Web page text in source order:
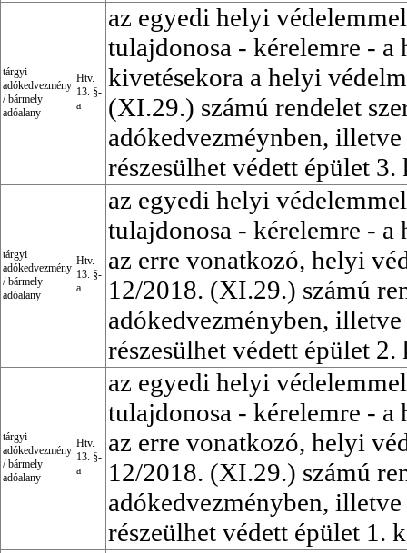
tárgyi
adókedvezmény
/bármely
adóalany
Htv.
13. §-
a
az egyedi helyi
tulajdonosa - kérelemre - a
kivetésekora a helyi
(XI.29.) számú rendelet
adókedvezméynben, illetve
részesülhet védett épület 3.
tárgyi
adókedvezmény
/bármely
adóalany
Htv.
13. §-
a
az egyedi helyi
tulajdonosa - kérelemre -
az erre vonatkozó, helyi
12/2018. (XI.29.) számú
adókedvezményben, illetve
részesülhet védett épület 2.
tárgyi
adókedvezmény
/bármely
adóalany
Htv.
13. §-
a
az egyedi helyi
tulajdonosa - kérelemre -
az erre vonatkozó, helyi
12/2018. (XI.29.) számú
adókedvezményben, illetve
részeülhet védett épület 1.